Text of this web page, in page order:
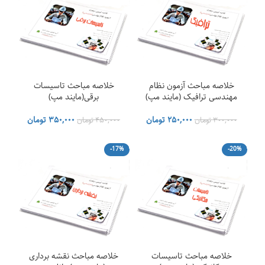
خلاصه مباحث آزمون نظام
مهندسی ترافیک (مایند مپ)
۳۰۰,۰۰۰تومانقیمت
۲۵۰,۰۰۰تومانقیمت
۲۵۰,۰۰۰ تومان
است.
خلاصه مباحث تاسیسات
برقی(مایند مپ)
۴۵۰,۰۰۰تومانقیمت
۳۵۰,۰۰۰تومانقیمت
-20%
خلاصه مباحث تاسیسات
-17%
خلاصه مباحث نقشه برداری